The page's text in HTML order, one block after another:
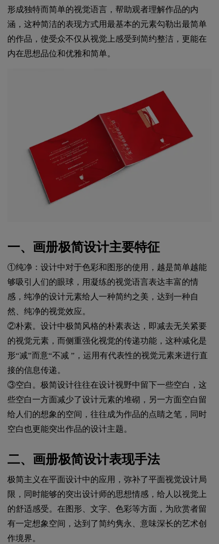
形成独特而简单的视觉语言，帮助观者理解作品的内
涵，这种简洁的表现方式用最基本的元素勾勒出最简单
的作品，使受众不仅从视觉上感受到简约整洁，更能在
内在思想品位和优雅和简单。
一、画册极简设计主要特征
①纯净：设计中对于色彩和图形的使用，越是简单越能
够吸引人们的眼球，用凝练的视觉语言表达丰富的情
感，纯净的设计元素给人一种简约之美，达到一种自
然、纯净的视觉效应。
②朴素。设计中极简风格的朴素表达，即减去无关紧要
的视觉元素，而侧重强化视觉的传递功能，这种减化是
形“减”而意“不减 ”，运用有代表性的视觉元素来进行直
接的信息传递。
③空白。极简设计往往在设计视野中留下一些空白，这
些空白一方面减少了设计元素的堆砌，另一方面空白留
给人们的想象的空间，往往成为作品的点睛之笔，同时
空白也更能突出作品的设计主题。
二、画册极简设计表现手法
极简主义在平面设计中的应用，弥补了平面视觉设计局
限，同时能够的突出设计师的思想情感，给人以视觉上
的舒适感受。在图形、文字、色彩等方面，为欣赏者留
有一定想象空间，达到了简约隽永、意味深长的艺术创
作境界。